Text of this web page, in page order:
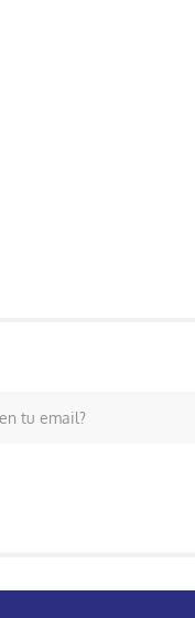
tu email?